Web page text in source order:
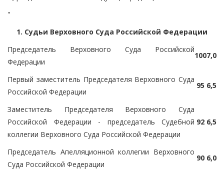
"
1. Судьи Верховного Суда Российской Федерации
Председатель Верховного Суда Российской
Федерации
1007,0
Первый заместитель Председателя Верховного Суда
Российской Федерации
95 6,5
Заместитель Председателя Верховного Суда
Российской Федерации - председатель Судебной
коллегии Верховного Суда Российской Федерации
92 6,5
Председатель Апелляционной коллегии Верховного
Суда Российской Федерации
90 6,0